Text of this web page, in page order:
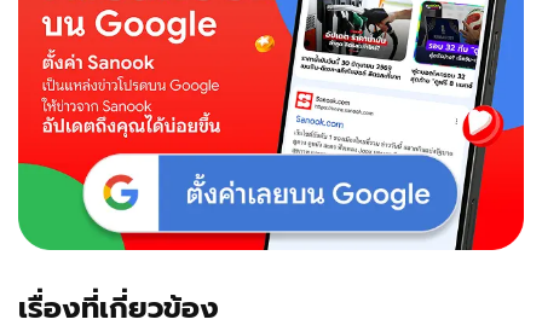
เรื่องที่เกี่ยวข้อง